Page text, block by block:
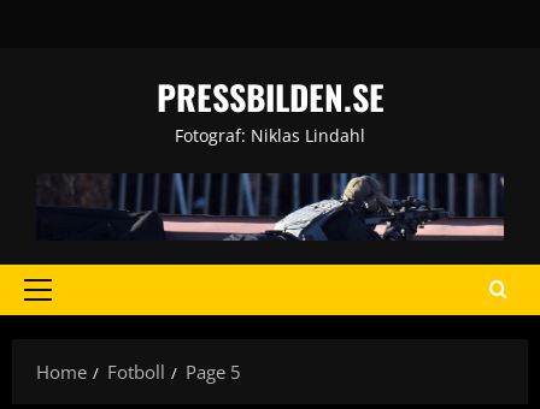
PRESSBILDEN.SE
Fotograf: Niklas Lindahl
Primary
Home
Fotboll Page 5